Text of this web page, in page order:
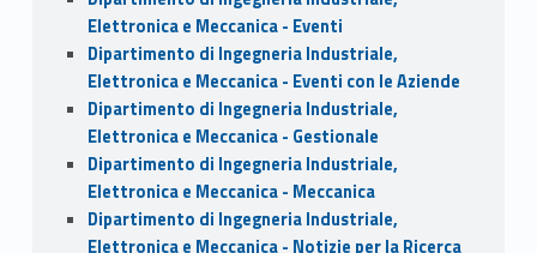
Elettronica e Meccanica - Eventi
Dipartimento di Ingegneria Industriale,
Elettronica e Meccanica - Eventi con le Aziende
Dipartimento di Ingegneria Industriale,
Elettronica e Meccanica - Gestionale
Dipartimento di Ingegneria Industriale,
Elettronica e Meccanica - Meccanica
Dipartimento di Ingegneria Industriale,
Elettronica e Meccanica - Notizie per la Ricerca